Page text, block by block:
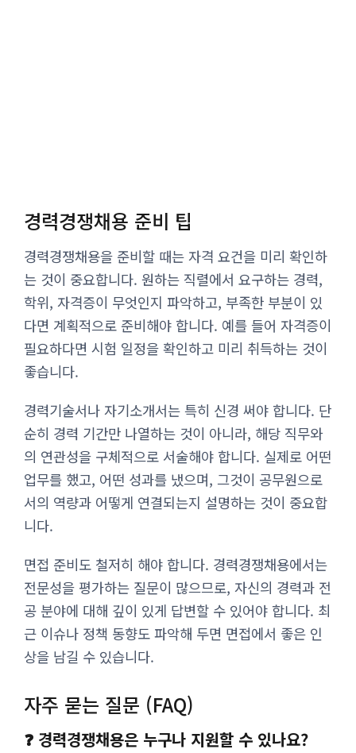
경력경쟁채용 준비 팁
경력경쟁채용을 준비할 때는 자격 요건을 미리 확인하
는 것이 중요합니다. 원하는 직렬에서 요구하는 경력,
학위, 자격증이 무엇인지 파악하고, 부족한 부분이 있
다면 계획적으로 준비해야 합니다. 예를 들어 자격증이
필요하다면 시험 일정을 확인하고 미리 취득하는 것이
좋습니다.
경력기술서나 자기소개서는 특히 신경 써야 합니다. 단
순히 경력 기간만 나열하는 것이 아니라, 해당 직무와
의 연관성을 구체적으로 서술해야 합니다. 실제로 어떤
업무를 했고, 어떤 성과를 냈으며, 그것이 공무원으로
서의 역량과 어떻게 연결되는지 설명하는 것이 중요합
니다.
면접 준비도 철저히 해야 합니다. 경력경쟁채용에서는
전문성을 평가하는 질문이 많으므로, 자신의 경력과 전
공 분야에 대해 깊이 있게 답변할 수 있어야 합니다. 최
근 이슈나 정책 동향도 파악해 두면 면접에서 좋은 인
상을 남길 수 있습니다.
자주 묻는 질문 (FAQ)
❓ 경력경쟁채용은 누구나 지원할 수 있나요?